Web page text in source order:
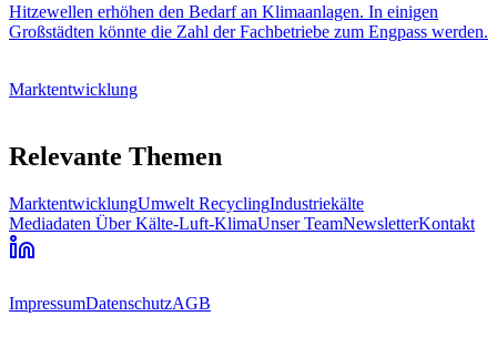
Hitzewellen erhöhen den Bedarf an Klimaanlagen. In einigen
Großstädten könnte die Zahl der Fachbetriebe zum Engpass werden.
Marktentwicklung
Relevante Themen
MarktentwicklungUmwelt RecyclingIndustriekälte
Mediadaten Über Kälte-Luft-KlimaUnser TeamNewsletterKontakt
ImpressumDatenschutzAGB